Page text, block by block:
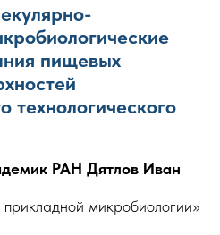
пищевых
технологического
РАН Дятлов Иван
микробиологии»